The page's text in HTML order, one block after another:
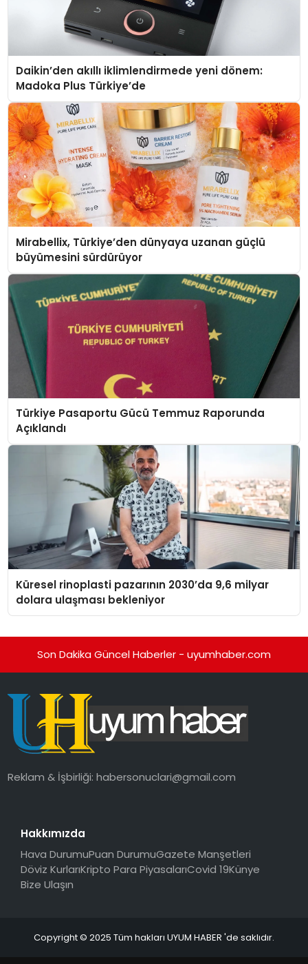
Daikin’den akıllı iklimlendirmede yeni dönem:
Madoka Plus Türkiye’de
Mirabellix, Türkiye’den dünyaya uzanan güçlü
büyümesini sürdürüyor
Türkiye Pasaportu Gücü Temmuz Raporunda
Açıklandı
Küresel rinoplasti pazarının 2030’da 9,6 milyar
dolara ulaşması bekleniyor
Son Dakika Güncel Haberler - uyumhaber.com
Reklam & İşbirliği:habersonuclari@gmail.com
Hakkımızda
Hava DurumuPuan DurumuGazete Manşetleri
Döviz KurlarıKripto Para PiyasalarıCovid 19Künye
Bize Ulaşın
Copyright © 2025 Tüm hakları UYUM HABER 'de saklıdır.